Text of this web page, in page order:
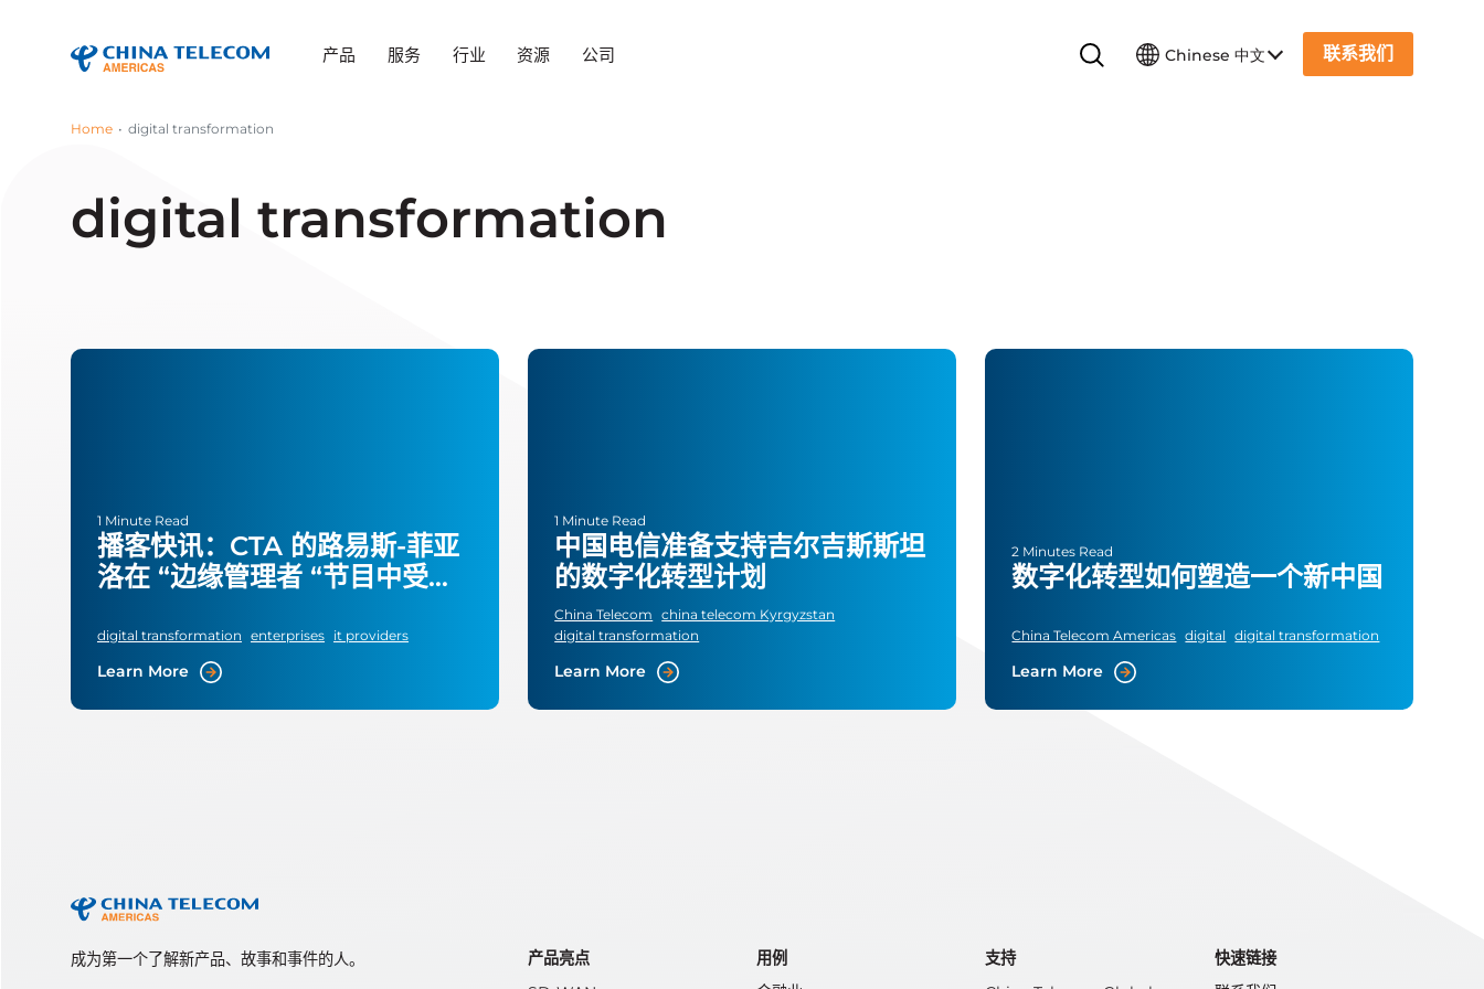
产品 服务 行业 资源 公司 Chinese 中文 联系我们
Home digital transformation
digital transformation
1 Minute Read
播客快讯：CTA 的路易斯-菲亚
洛在 “边缘管理者 “节目中受到
digital transformation enterprises it providers
Learn More
1 Minute Read
中国电信准备支持吉尔吉斯斯坦
的数字化转型计划
China Telecom
china telecom Kyrgyzstan
digital transformation
Learn More
2 Minutes Read
数字化转型如何塑造一个新中国
China Telecom Americas digital digital transformation
Learn More
成为第一个了解新产品、故事和事件的人。
产品亮点
用例
支持
快速链接